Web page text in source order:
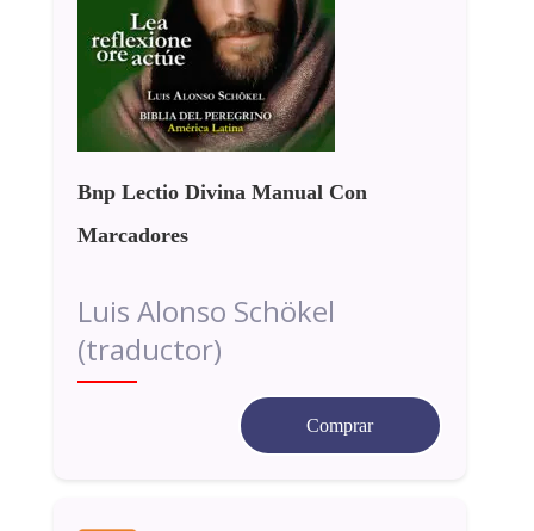
Bnp Lectio Divina Manual Con
Marcadores
Luis Alonso Schökel
(traductor)
Comprar